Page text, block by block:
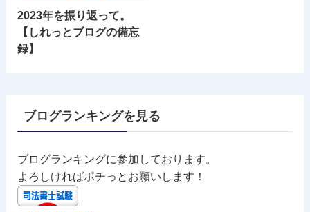
2023年を振り返って。
【しれっとブログの備忘
録】
ブログランキングを見る
ブログランキングに参加しております。
よろしければポチっとお願いします！